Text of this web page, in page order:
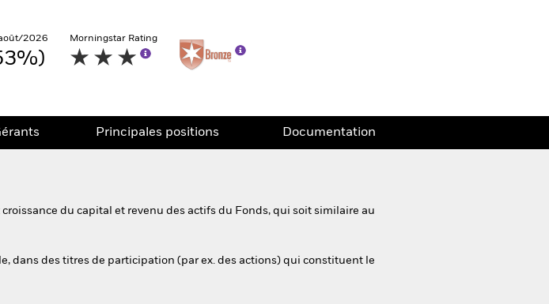
2026 Morningstar Rating
Principales positions Documentation
du capital et revenu des actifs du Fonds, qui soit similaire au
dans des titres de participation (par ex. des actions) qui constituent le